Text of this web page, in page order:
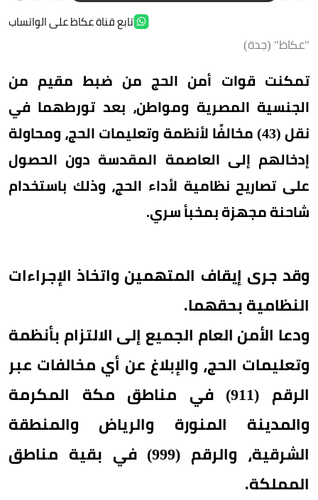
تابع قناة عكاظ على الواتساب
"عكاظ" (جدة)
تمكنت قوات أمن الحج من ضبط مقيم من
الجنسية المصرية ومواطن، بعد تورطهما في
نقل (43) مخالفًا لأنظمة وتعليمات الحج، ومحاولة
إدخالهم إلى العاصمة المقدسة دون الحصول
على تصاريح نظامية لأداء الحج، وذلك باستخدام
شاحنة مجهزة بمخبأ سري.
وقد جرى إيقاف المتهمين واتخاذ الإجراءات
النظامية بحقهما.
ودعا الأمن العام الجميع إلى الالتزام بأنظمة
وتعليمات الحج، والإبلاغ عن أي مخالفات عبر
الرقم (911) في مناطق مكة المكرمة
والمدينة المنورة والرياض والمنطقة
الشرقية، والرقم (999) في بقية مناطق
المملكة.